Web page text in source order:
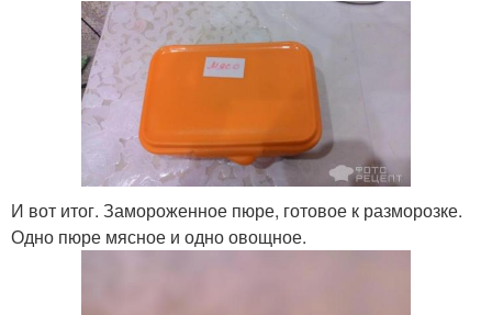
И вот итог. Замороженное пюре, готовое к разморозке.
Одно пюре мясное и одно овощное.